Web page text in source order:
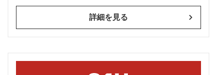
詳細を見る